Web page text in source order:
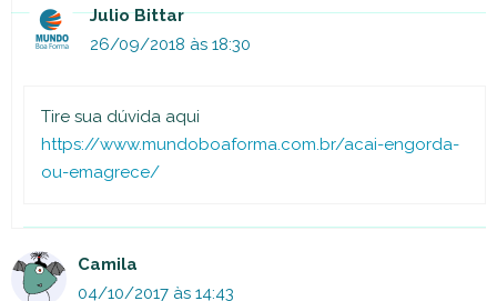
Julio Bittar
26/09/2018 às 18:30
Tire sua dúvida aqui
https://www.mundoboaforma.com.br/acai-engorda-
ou-emagrece/
Camila
04/10/2017 às 14:43